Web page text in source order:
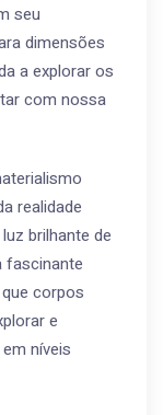
seu
dimensões
a explorar os
com nossa
realidade
brilhante de
fascinante
corpos
e
níveis